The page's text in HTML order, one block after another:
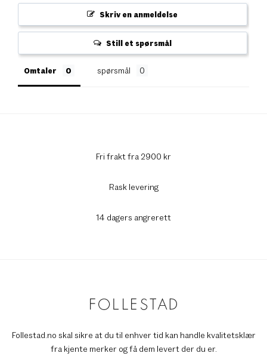
Skriv en anmeldelse
Still et spørsmål
Omtaler spørsmål
Fri frakt fra 2900 kr
Rask levering
14 dagers angrerett
Follestad.no skal sikre at du til enhver tid kan handle kvalitetsklær
fra kjente merker og få dem levert der du er.